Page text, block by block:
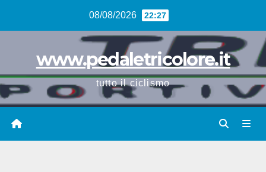
08/08/2026 22:27
www.pedaletricolore.it
tutto il ciclismo